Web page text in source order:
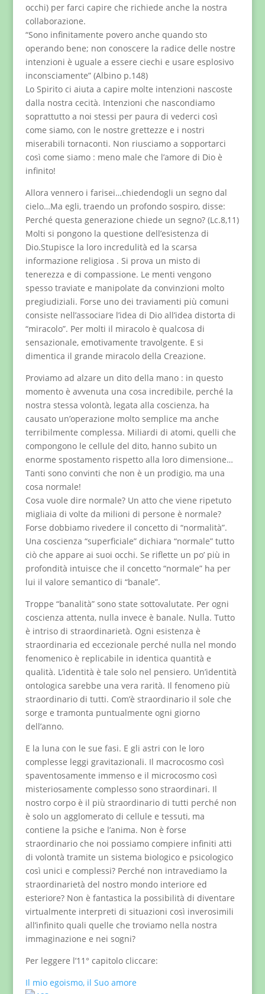
occhi) per farci capire che richiede anche la nostra
collaborazione.
“Sono infinitamente povero anche quando sto
operando bene; non conoscere la radice delle nostre
intenzioni è uguale a essere ciechi e usare esplosivo
inconsciamente” (Albino p.148)
Lo Spirito ci aiuta a capire molte intenzioni nascoste
dalla nostra cecità. Intenzioni che nascondiamo
soprattutto a noi stessi per paura di vederci così
come siamo, con le nostre grettezze e i nostri
miserabili tornaconti. Non riusciamo a sopportarci
così come siamo : meno male che l’amore di Dio è
infinito!
Allora vennero i farisei…chiedendogli un segno dal
cielo…Ma egli, traendo un profondo sospiro, disse:
Perché questa generazione chiede un segno? (Lc.8,11)
Molti si pongono la questione dell’esistenza di
Dio.Stupisce la loro incredulità ed la scarsa
informazione religiosa . Si prova un misto di
tenerezza e di compassione. Le menti vengono
spesso traviate e manipolate da convinzioni molto
pregiudiziali. Forse uno dei traviamenti più comuni
consiste nell’associare l’idea di Dio all’idea distorta di
“miracolo”. Per molti il miracolo è qualcosa di
sensazionale, emotivamente travolgente. E si
dimentica il grande miracolo della Creazione.
Proviamo ad alzare un dito della mano : in questo
momento è avvenuta una cosa incredibile, perché la
nostra stessa volontà, legata alla coscienza, ha
causato un’operazione molto semplice ma anche
terribilmente complessa. Miliardi di atomi, quelli che
compongono le cellule del dito, hanno subito un
enorme spostamento rispetto alla loro dimensione…
Tanti sono convinti che non è un prodigio, ma una
cosa normale!
Cosa vuole dire normale? Un atto che viene ripetuto
migliaia di volte da milioni di persone è normale?
Forse dobbiamo rivedere il concetto di “normalità”.
Una coscienza “superficiale” dichiara “normale” tutto
ciò che appare ai suoi occhi. Se riflette un po’ più in
profondità intuisce che il concetto “normale” ha per
lui il valore semantico di “banale”.
Troppe “banalità” sono state sottovalutate. Per ogni
coscienza attenta, nulla invece è banale. Nulla. Tutto
è intriso di straordinarietà. Ogni esistenza è
straordinaria ed eccezionale perché nulla nel mondo
fenomenico è replicabile in identica quantità e
qualità. L’identità è tale solo nel pensiero. Un’identità
ontologica sarebbe una vera rarità. Il fenomeno più
straordinario di tutti. Com’è straordinario il sole che
sorge e tramonta puntualmente ogni giorno
dell’anno.
E la luna con le sue fasi. E gli astri con le loro
complesse leggi gravitazionali. Il macrocosmo così
spaventosamente immenso e il microcosmo così
misteriosamente complesso sono straordinari. Il
nostro corpo è il più straordinario di tutti perché non
è solo un agglomerato di cellule e tessuti, ma
contiene la psiche e l’anima. Non è forse
straordinario che noi possiamo compiere infiniti atti
di volontà tramite un sistema biologico e psicologico
così unici e complessi? Perché non intravediamo la
straordinarietà del nostro mondo interiore ed
esteriore? Non è fantastica la possibilità di diventare
virtualmente interpreti di situazioni così inverosimili
all’infinito quali quelle che troviamo nella nostra
immaginazione e nei sogni?
Per leggere l’11° capitolo cliccare:
Il mio egoismo, il Suo amore